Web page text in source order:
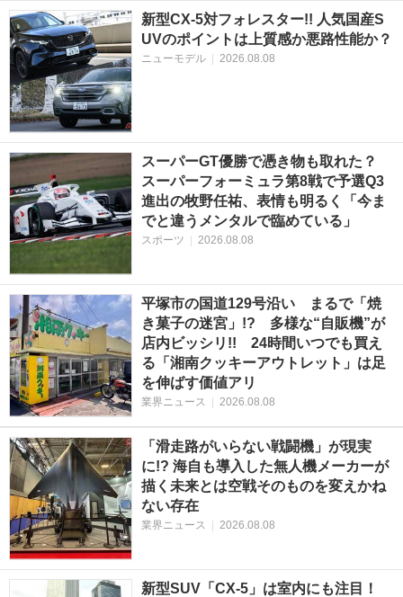
新型CX-5対フォレスター!! 人気国産S
UVのポイントは上質感か悪路性能か？
ニューモデル | 2026.08.08
スーパーGT優勝で憑き物も取れた？
スーパーフォーミュラ第8戦で予選Q3
進出の牧野任祐、表情も明るく「今ま
でと違うメンタルで臨めている」
スポーツ | 2026.08.08
平塚市の国道129号沿い まるで「焼
き菓子の迷宮」!? 多様な“自販機”が
店内ビッシリ!! 24時間いつでも買え
る「湘南クッキーアウトレット」は足
を伸ばす価値アリ
業界ニュース | 2026.08.08
「滑走路がいらない戦闘機」が現実
に!? 海自も導入した無人機メーカーが
描く未来とは空戦そのものを変えかね
ない存在
業界ニュース | 2026.08.08
新型SUV「CX-5」は室内にも注目！